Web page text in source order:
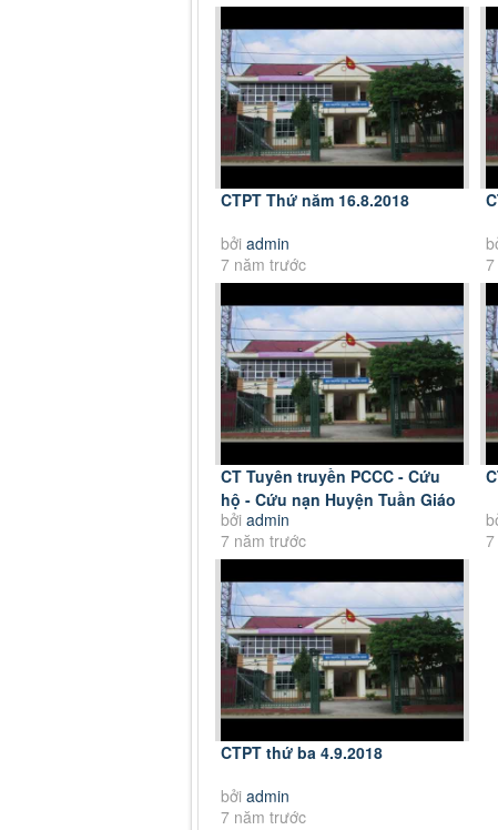
CTPT Thứ năm 16.8.2018
bởi admin
7 năm trước
CT Tuyên truyền PCCC - Cứu
hộ - Cứu nạn Huyện Tuần Giáo
28.8.2018
bởi admin
7 năm trước
CTPT thứ ba 4.9.2018
bởi admin
7 năm trước